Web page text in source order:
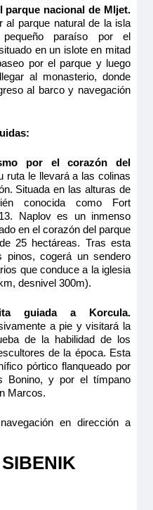
parque nacional de Mljet.
al parque natural de la isla
paraíso por el
en un islote en mitad
por el parque y luego
al monasterio, donde
al barco y navegación
por el corazón del
ruta le llevará a las colinas
Situada en las alturas de
conocida como Fort
Naplov es un inmenso
en el corazón del parque
25 hectáreas. Tras esta
cogerá un sendero
que conduce a la iglesia
desnivel 300m).
guiada a Korcula.
a pie y visitará la
de la habilidad de los
de la época. Esta
pórtico flanqueado por
Bonino, y por el tímpano
Marcos.
en dirección a